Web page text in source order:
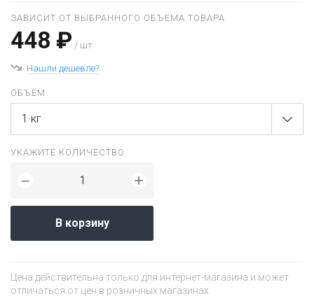
ЗАВИСИТ ОТ ВЫБРАННОГО ОБЪЕМА ТОВАРА
448 ₽ / шт
Нашли дешевле?
ОБЪЁМ
1 кг
УКАЖИТЕ КОЛИЧЕСТВО
− +
В корзину
Цена действительна только для интернет-магазина и может
отличаться от цен в розничных магазинах.